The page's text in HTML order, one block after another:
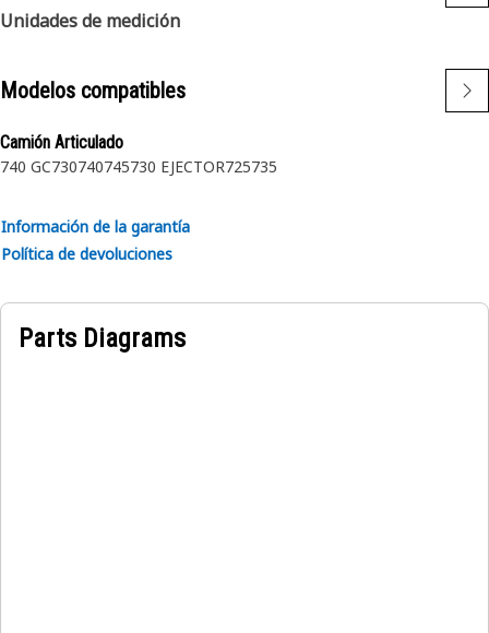
Unidades de medición
Modelos compatibles
Camión Articulado
740 GC730740745730 EJECTOR725735
Información de la garantía
Política de devoluciones
Parts Diagrams